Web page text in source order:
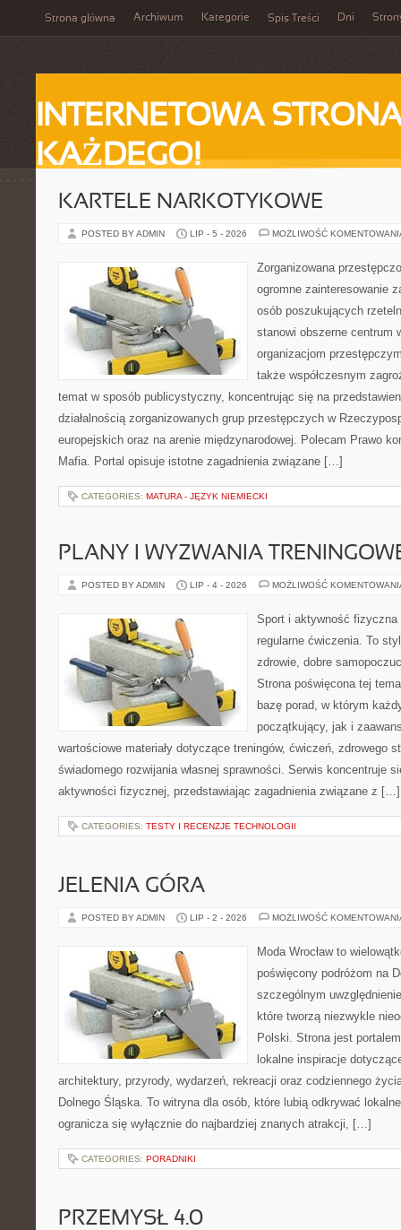
Strona główna Archiwum Kategorie Spis Treści Dni
INTERNETOWA
KAŻDEGO!
KARTELE NARKOTYKOWE
POSTED BY ADMIN LIP - 5 - 2026 MOŻLIWOŚĆ
Zorganizowana
ogromne zainteresowanie
osób poszukujących
stanowi obszerne centrum
organizacjom
także współczesnym
temat w sposób publicystyczny, koncentrując się na
działalnością zorganizowanych grup przestępczych w
europejskich oraz na arenie międzynarodowej. Polecam Prawo
Mafia. Portal opisuje istotne zagadnienia związane […]
CATEGORIES: MATURA - JĘZYK NIEMIECKI
PLANY I WYZWANIA
POSTED BY ADMIN LIP - 4 - 2026 MOŻLIWOŚĆ
Sport i aktywność
regularne ćwiczenia. To
zdrowie, dobre
Strona poświęcona tej
bazę porad, w którym
początkujący, jak i
wartościowe materiały dotyczące treningów, ćwiczeń, zdrowego
świadomego rozwijania własnej sprawności. Serwis koncentruje
aktywności fizycznej, przedstawiając zagadnienia związane z […]
CATEGORIES: TESTY I RECENZJE TECHNOLOGII
JELENIA GÓRA
POSTED BY ADMIN LIP - 2 - 2026 MOŻLIWOŚĆ
Moda Wrocław to
poświęcony podróżom na
szczególnym
które tworzą niezwykle
Polski. Strona jest
lokalne inspiracje
architektury, przyrody, wydarzeń, rekreacji oraz codziennego
Dolnego Śląska. To witryna dla osób, które lubią odkrywać
ogranicza się wyłącznie do najbardziej znanych atrakcji, […]
CATEGORIES: PORADNIKI
PRZEMYSŁ 4.0